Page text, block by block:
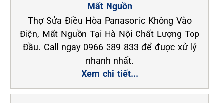
Mất Nguồn
Thợ Sửa Điều Hòa Panasonic Không Vào
Điện, Mất Nguồn Tại Hà Nội Chất Lượng Top
Đầu. Call ngay 0966 389 833 để được xử lý
nhanh nhất.
Xem chi tiết...